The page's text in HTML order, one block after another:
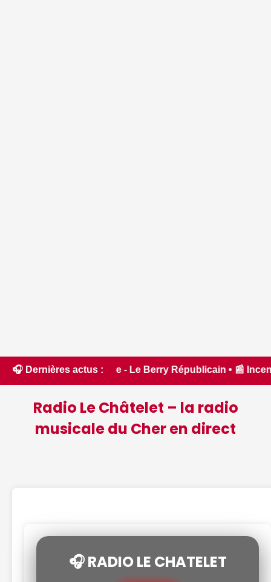
🎧 Dernières actus :
- Le Berry Républicain • 📰 Incendies : des
Radio Le Châtelet – la radio
musicale du Cher en direct
🎧 RADIO LE CHATELET